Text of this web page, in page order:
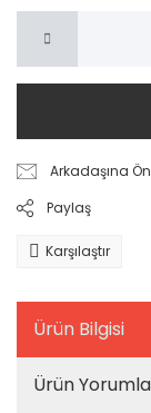
Arkadaşına
Paylaş
Karşılaştır
Ürün Bilgisi
Ürün